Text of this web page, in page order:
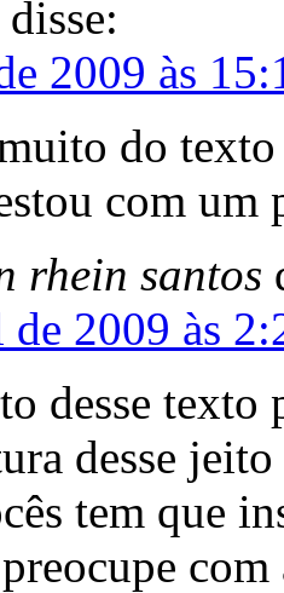
disse:
2009 às
do
com
rhein santos
2009 às
desse texto
desse jeito
tem que